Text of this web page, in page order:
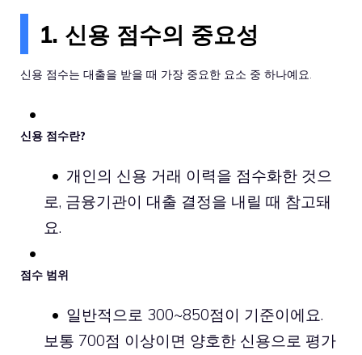
1. 신용 점수의 중요성
신용 점수는 대출을 받을 때 가장 중요한 요소 중 하나예요.
신용 점수란?
개인의 신용 거래 이력을 점수화한 것으
로, 금융기관이 대출 결정을 내릴 때 참고돼
요.
점수 범위
일반적으로 300~850점이 기준이에요.
보통 700점 이상이면 양호한 신용으로 평가